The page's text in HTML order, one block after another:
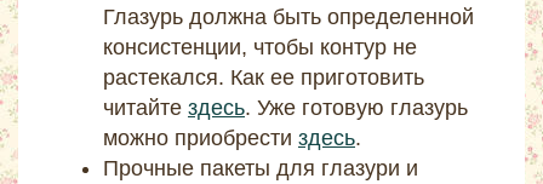
Глазурь должна быть определенной
консистенции, чтобы контур не
растекался. Как ее приготовить
читайте здесь. Уже готовую глазурь
можно приобрести здесь.
Прочные пакеты для глазури и